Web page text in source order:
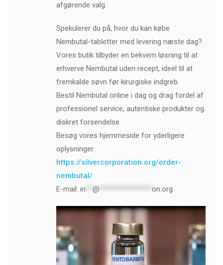
afgørende valg.
Spekulerer du på, hvor du kan købe
Nembutal-tabletter med levering næste dag?
Vores butik tilbyder en bekvem løsning til at
erhverve Nembutal uden recept, ideel til at
fremkalde søvn før kirurgiske indgreb.
Bestil Nembutal online i dag og drag fordel af
professionel service, autentiske produkter og
diskret forsendelse.
Besøg vores hjemmeside for yderligere
oplysninger.
https://silvercorporation.org/order-
nembutal/
E-mail: in @ on.org